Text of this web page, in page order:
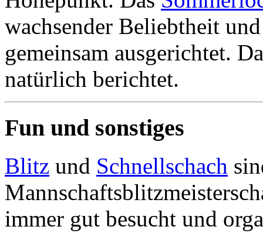
wachsender Beliebtheit
gemeinsam ausgerichtet.
natürlich berichtet.
Fun und sonstiges
Blitz und Schnellschach
immer gut besucht und